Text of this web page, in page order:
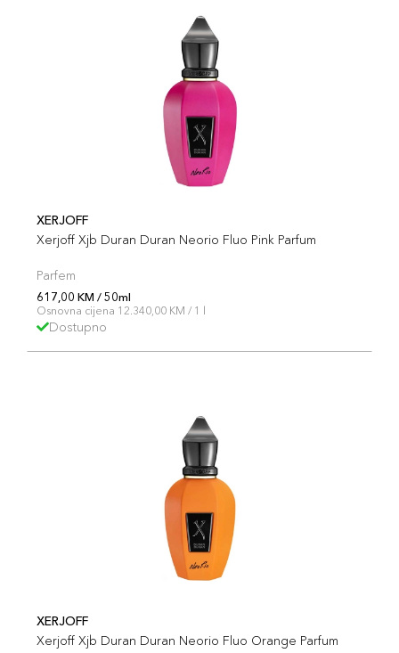
XERJOFF
Xerjoff Xjb Duran Duran Neorio Fluo Pink Parfum
Parfem
617,00 KM / 50ml
Osnovna cijena 12.340,00 KM / 1 l
Dostupno
XERJOFF
Xerjoff Xjb Duran Duran Neorio Fluo Orange Parfum